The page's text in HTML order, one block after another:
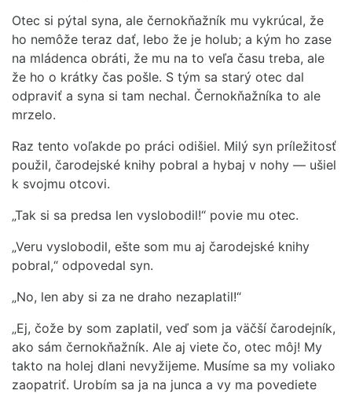
Otec si pýtal syna, ale černokňažník mu vykrúcal, že
ho nemôže teraz dať, lebo že je holub; a kým ho zase
na mládenca obráti, že mu na to veľa času treba, ale
že ho o krátky čas pošle. S tým sa starý otec dal
odpraviť a syna si tam nechal. Černokňažníka to ale
mrzelo.
Raz tento voľakde po práci odišiel. Milý syn príležitosť
použil, čarodejské knihy pobral a hybaj v nohy — ušiel
k svojmu otcovi.
„Tak si sa predsa len vyslobodil!“ povie mu otec.
„Veru vyslobodil, ešte som mu aj čarodejské knihy
pobral,“ odpovedal syn.
„No, len aby si za ne draho nezaplatil!“
„Ej, čože by som zaplatil, veď som ja väčší čarodejník,
ako sám černokňažník. Ale aj viete čo, otec môj! My
takto na holej dlani nevyžijeme. Musíme sa my voliako
zaopatriť. Urobím sa ja na junca a vy ma povediete